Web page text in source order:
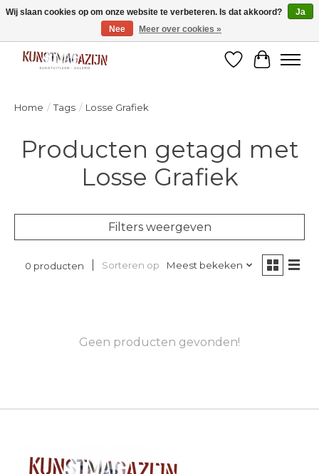
Welkom bij de designshop van Kunstmagazijn Nijmegen!
Verlanglijst
Home / Tags / Losse Grafiek
Producten getagd met
Losse Grafiek
Filters weergeven
0 producten Sorteren op Meest bekeken
Geen producten gevonden!
Wij slaan cookies op om onze website te verbeteren. Is dat akkoord?
Ja
Nee
Meer over cookies »